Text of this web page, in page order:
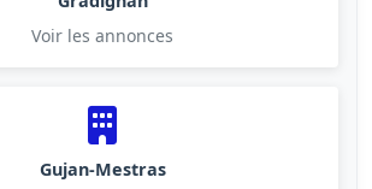
Voir les annonces
Gujan-Mestras